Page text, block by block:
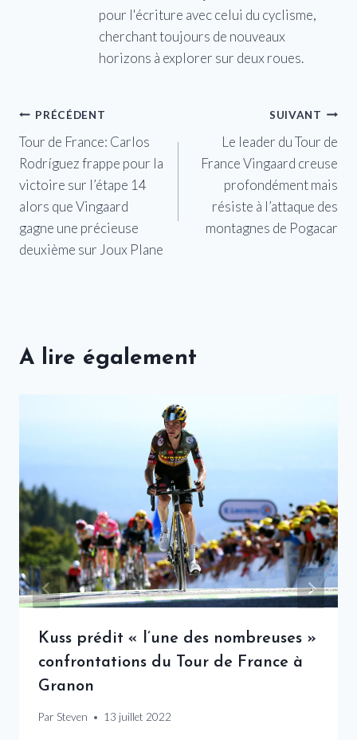
pour l'écriture avec celui du cyclisme,
cherchant toujours de nouveaux
horizons à explorer sur deux roues.
Navigation
de
l’article
PRÉCÉDENT
Tour de France: Carlos
Rodríguez frappe pour la
victoire sur l’étape 14
alors que Vingaard
gagne une précieuse
deuxième sur Joux Plane
SUIVANT
Le leader du Tour de
France Vingaard creuse
profondément mais
résiste à l’attaque des
montagnes de Pogacar
A lire également
Kuss prédit « l’une des nombreuses »
confrontations du Tour de France à
Granon
Par Steven 13 juillet 2022